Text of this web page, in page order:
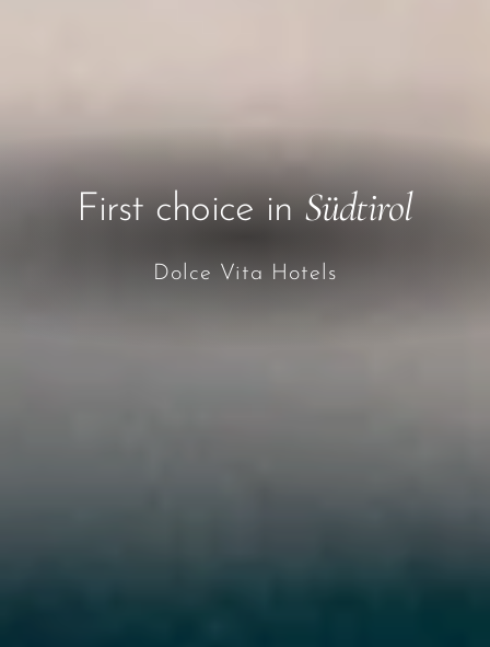
First choice inSüdtirol
Dolce Vita Hotels